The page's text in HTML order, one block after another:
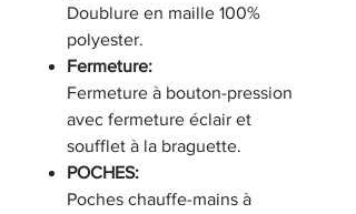
Doublure en maille 100%
polyester.
Fermeture:
Fermeture à bouton-pression
avec fermeture éclair et
soufflet à la braguette.
POCHES:
Poches chauffe-mains à